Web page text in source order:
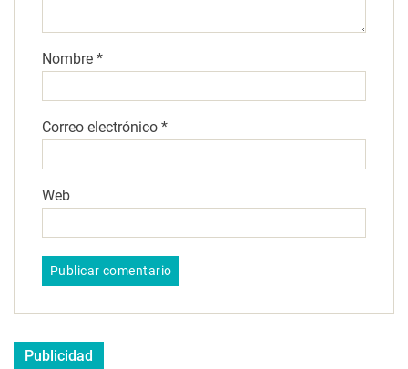
Nombre *
Correo electrónico *
Web
Publicidad